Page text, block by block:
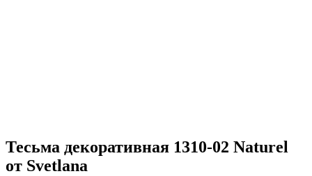
Тесьма декоративная 1310-02 Naturel
от Svetlana